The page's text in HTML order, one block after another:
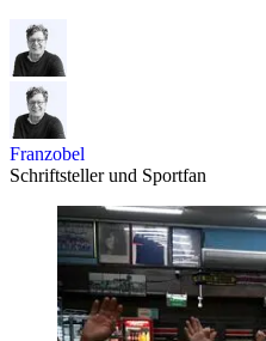
Franzobel
Schriftsteller und Sportfan